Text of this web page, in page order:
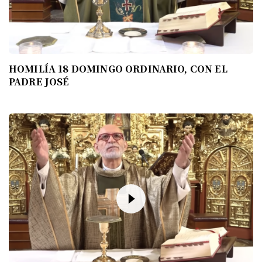
HOMILÍA 18 DOMINGO ORDINARIO, CON EL
PADRE JOSÉ